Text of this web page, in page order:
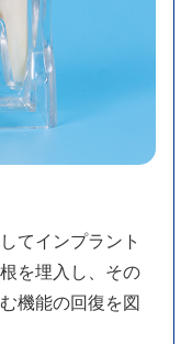
てインプラント
を埋入し、その
機能の回復を図